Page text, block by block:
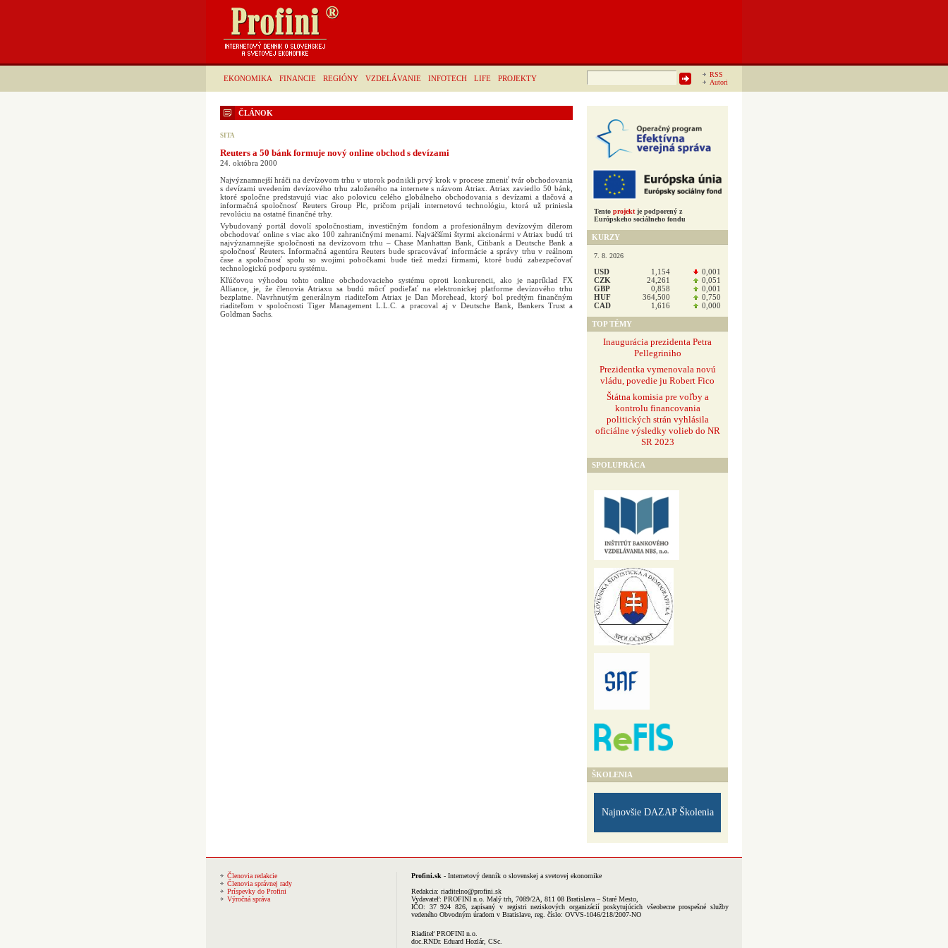
EKONOMIKA FINANCIE REGIÓNY VZDELÁVANIE INFOTECH LIFE PROJEKTY
RSS
Autori
Hľadať:
ČLÁNOK
SITA
Reuters a 50 bánk formuje nový online obchod s devízami
24. októbra 2000
Najvýznamnejší hráči na devízovom trhu v utorok podnikli prvý krok v procese zmeniť tvár obchodovania
s devízami uvedením devízového trhu založeného na internete s názvom Atriax. Atriax zaviedlo 50 bánk,
ktoré spoločne predstavujú viac ako polovicu celého globálneho obchodovania s devízami a tlačová a
informačná spoločnosť Reuters Group Plc, pričom prijali internetovú technológiu, ktorá už priniesla
revolúciu na ostatné finančné trhy.
Vybudovaný portál dovolí spoločnostiam, investičným fondom a profesionálnym devízovým dílerom
obchodovať online s viac ako 100 zahraničnými menami. Najväčšími štyrmi akcionármi v Atriax budú tri
najvýznamnejšie spoločnosti na devízovom trhu – Chase Manhattan Bank, Citibank a Deutsche Bank a
spoločnosť Reuters. Informačná agentúra Reuters bude spracovávať informácie a správy trhu v reálnom
čase a spoločnosť spolu so svojimi pobočkami bude tiež medzi firmami, ktoré budú zabezpečovať
technologickú podporu systému.
Kľúčovou výhodou tohto online obchodovacieho systému oproti konkurencii, ako je napríklad FX
Alliance, je, že členovia Atriaxu sa budú môcť podieľať na elektronickej platforme devízového trhu
bezplatne. Navrhnutým generálnym riaditeľom Atriax je Dan Morehead, ktorý bol predtým finančným
riaditeľom v spoločnosti Tiger Management L.L.C. a pracoval aj v Deutsche Bank, Bankers Trust a
Goldman Sachs.
Tento projekt je podporený z
Európskeho sociálneho fondu
KURZY
7. 8. 2026
USD 1,154
0,001
CZK
24,261
0,051
GBP
0,858
0,001
HUF
364,500
0,750
CAD
1,616 0,000
TOP TÉMY
Inaugurácia prezidenta Petra
Pellegriniho
Prezidentka vymenovala novú
vládu, povedie ju Robert Fico
Štátna komisia pre voľby a
kontrolu financovania
politických strán vyhlásila
oficiálne výsledky volieb do NR
SR 2023
SPOLUPRÁCA
ŠKOLENIA
Najnovšie DAZAP Školenia
Členovia redakcie
Členovia správnej rady
Príspevky do Profini
Výročná správa
Profini.sk - Internetový denník o slovenskej a svetovej ekonomike
Redakcia: riaditelno@profini.sk
Vydavateľ: PROFINI n.o. Malý trh, 7089/2A, 811 08 Bratislava – Staré Mesto,
IČO: 37 924 826, zapísaný v registri neziskových organizácií poskytujúcich všeobecne prospešné služby
vedeného Obvodným úradom v Bratislave, reg. číslo: OVVS-1046/218/2007-NO
Riaditeľ PROFINI n.o.
doc.RNDr. Eduard Hozlár, CSc.